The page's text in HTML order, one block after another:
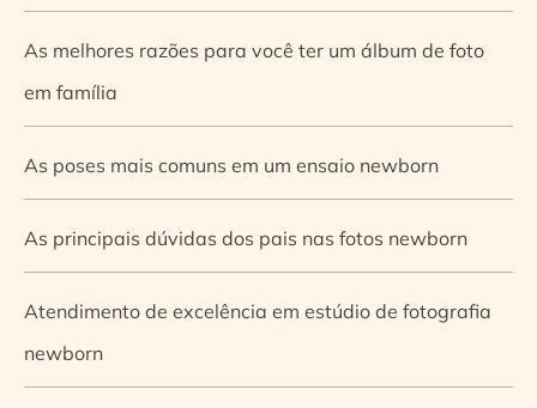
As melhores razões para você ter um álbum de foto
em família
As poses mais comuns em um ensaio newborn
As principais dúvidas dos pais nas fotos newborn
Atendimento de excelência em estúdio de fotografia
newborn